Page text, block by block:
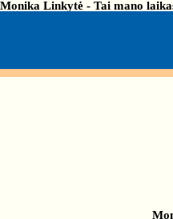
Monika Linkytė - Tai mano